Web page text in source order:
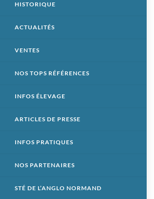
HISTORIQUE
ACTUALITÉS
VENTES
NOS TOPS RÉFÉRENCES
INFOS ÉLEVAGE
ARTICLES DE PRESSE
INFOS PRATIQUES
NOS PARTENAIRES
STÉ DE L’ANGLO NORMAND